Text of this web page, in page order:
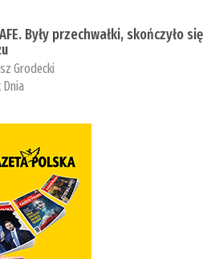
Były przechwałki, skończyło się
Grodecki
Dnia